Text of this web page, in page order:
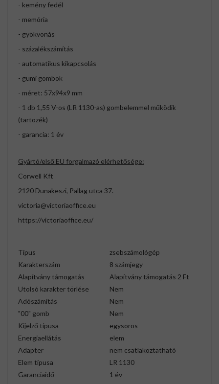
- kemény fedél
- memória
- gyökvonás
- százalékszámítás
- automatikus kikapcsolás
- gumi gombok
- méret: 57x94x9 mm
- 1 db 1,55 V-os (LR 1130-as) gombelemmel működik
(tartozék)
- garancia: 1 év
Gyártó/első EU forgalmazó elérhetősége:
Corwell Kft
2120 Dunakeszi, Pallag utca 37.
victoria@victoriaoffice.eu
https://victoriaoffice.eu/
Típus
zsebszámológép
Karakterszám
8 számjegy
Alapítvány támogatás
Alapítvány támogatás 2 Ft
Utolsó karakter törlése
Nem
Adószámítás
Nem
"00" gomb
Nem
Kijelző típusa
egysoros
Energiaellátás
elem
Adapter
nem csatlakoztatható
Elem típusa
LR 1130
Garanciaidő
1 év